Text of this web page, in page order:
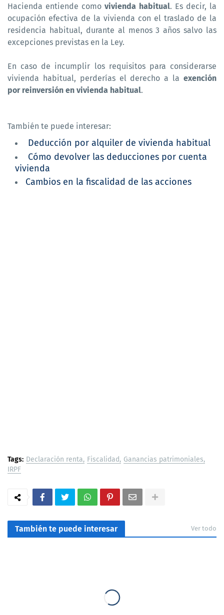
Hacienda entiende como vivienda habitual. Es decir, la
ocupación efectiva de la vivienda con el traslado de la
residencia habitual, durante al menos 3 años salvo las
excepciones previstas en la Ley.
En caso de incumplir los requisitos para considerarse
vivienda habitual, perderías el derecho a la exención
por reinversión en vivienda habitual.
También te puede interesar:
Deducción por alquiler de vivienda habitual
Cómo devolver las deducciones por cuenta
vivienda
Cambios en la fiscalidad de las acciones
Tags: Declaración renta Fiscalidad
Ganancias patrimoniales
IRPF
También te puede interesar Ver todo